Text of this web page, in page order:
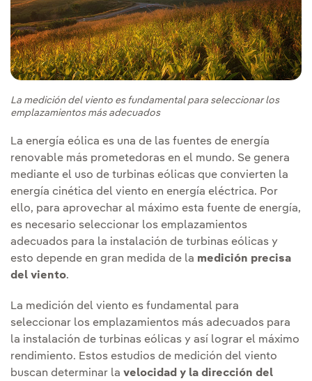
La medición del viento es fundamental para seleccionar los
emplazamientos más adecuados
La energía eólica es una de las fuentes de energía
renovable más prometedoras en el mundo. Se genera
mediante el uso de turbinas eólicas que convierten la
energía cinética del viento en energía eléctrica. Por
ello, para aprovechar al máximo esta fuente de energía,
es necesario seleccionar los emplazamientos
adecuados para la instalación de turbinas eólicas y
esto depende en gran medida de la medición precisa
del viento.
La medición del viento es fundamental para
seleccionar los emplazamientos más adecuados para
la instalación de turbinas eólicas y así lograr el máximo
rendimiento. Estos estudios de medición del viento
buscan determinar la velocidad y la dirección del